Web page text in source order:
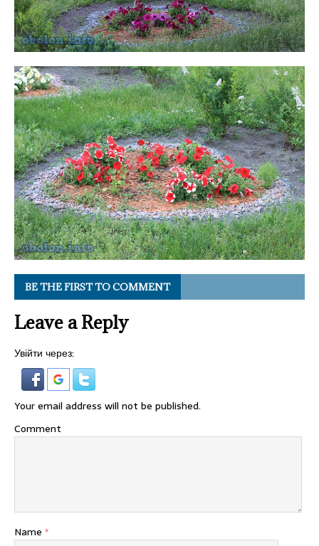
BE THE FIRST TO COMMENT
Leave a Reply
Увійти через:
Your email address will not be published.
Comment
Name *